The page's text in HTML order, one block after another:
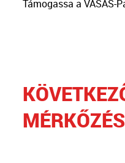
Támogassa a VASAS-